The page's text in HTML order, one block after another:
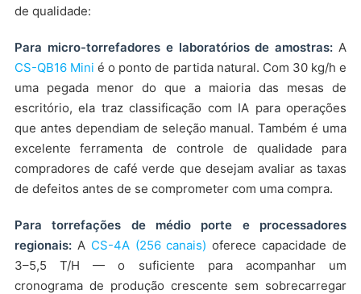
de qualidade:
Para micro-torrefadores e laboratórios de amostras: A
CS-QB16 Mini é o ponto de partida natural. Com 30 kg/h e
uma pegada menor do que a maioria das mesas de
escritório, ela traz classificação com IA para operações
que antes dependiam de seleção manual. Também é uma
excelente ferramenta de controle de qualidade para
compradores de café verde que desejam avaliar as taxas
de defeitos antes de se comprometer com uma compra.
Para torrefações de médio porte e processadores
regionais:A CS-4A (256 canais) oferece capacidade de
3–5,5 T/H — o suficiente para acompanhar um
cronograma de produção crescente sem sobrecarregar